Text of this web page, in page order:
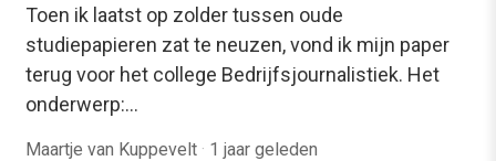
Toen ik laatst op zolder tussen oude
studiepapieren zat te neuzen, vond ik mijn paper
terug voor het college Bedrijfsjournalistiek. Het
onderwerp:…
Maartje van Kuppevelt · 1 jaar geleden